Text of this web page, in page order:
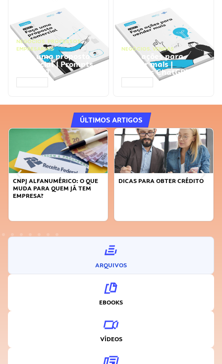
NEGÓCIOS, PROCESSOS
EMPRESARIAIS
Faça uma proposta
comercial | Prompts
ChatGPT
NEGÓCIOS, VENDAS
Faça ações para
vender mais |
Prompts ChatGPT
ÚLTIMOS ARTIGOS
CNPJ ALFANUMÉRICO: O QUE
MUDA PARA QUEM JÁ TEM
EMPRESA?
DICAS PARA OBTER CRÉDITO
ARQUIVOS
EBOOKS
VÍDEOS